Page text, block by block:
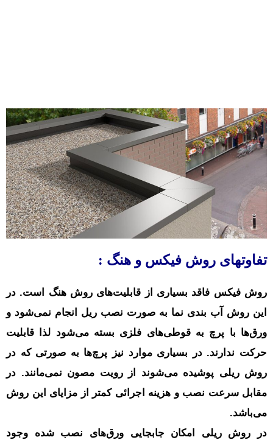
تفاوتهای روش فیکس و هنگ :
روش فیکس فاقد بسیاری از قابلیت‌های روش هنگ است. در
این روش آب بندی نما به صورت نصب ریل انجام نمی‌شود و
ورق‌ها با پرچ به قوطی‌های فلزی بسته می‌شود لذا قابلیت
حرکت ندارند. در بسیاری موارد نیز پرچ‌ها به صورتی که در
روش ریلی پوشیده می‌شوند از رویت مصون نمی‌مانند. در
مقابل سرعت نصب و هزینه اجرائی کمتر از مزایای این روش
می‌باشد.
در روش ریلی امکان جابجایی ورق‌های نصب شده وجود